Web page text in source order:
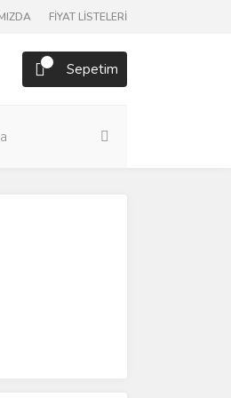
FİYAT LİSTELERİ
Sepetim